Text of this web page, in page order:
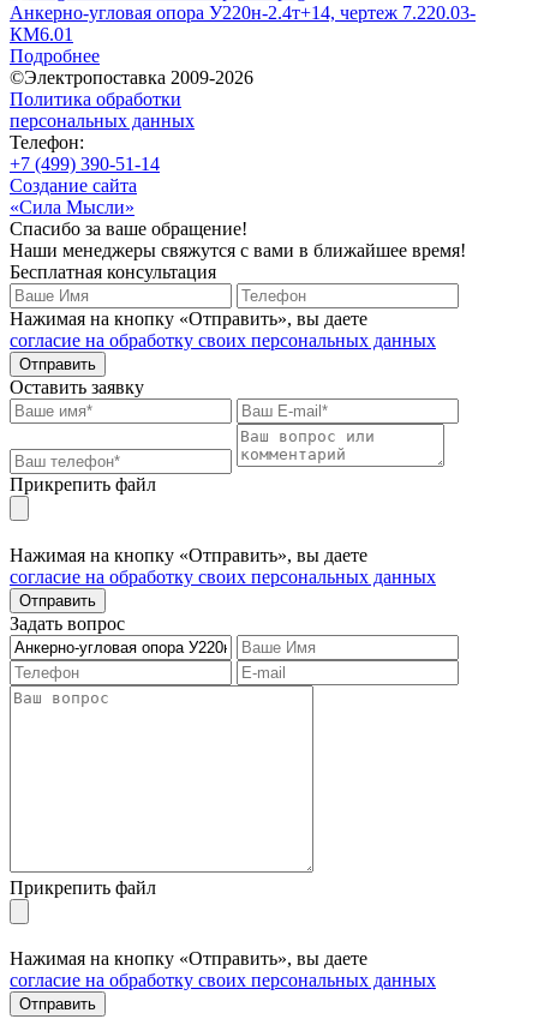
Анкерно-угловая опора У220н-2.4т+14, чертеж 7.220.03-
КМ6.01
Подробнее
©Электропоставка 2009-2026
Политика обработки
персональных данных
Телефон:
+7 (499) 390-51-14
Создание сайта
«Сила Мысли»
Спасибо за ваше обращение!
Наши менеджеры свяжутся с вами в ближайшее время!
Бесплатная консультация
Нажимая на кнопку «Отправить», вы даете
согласие на обработку своих персональных данных
Отправить
Оставить заявку
Прикрепить файл
Нажимая на кнопку «Отправить», вы даете
согласие на обработку своих персональных данных
Отправить
Задать вопрос
Прикрепить файл
Нажимая на кнопку «Отправить», вы даете
согласие на обработку своих персональных данных
Отправить